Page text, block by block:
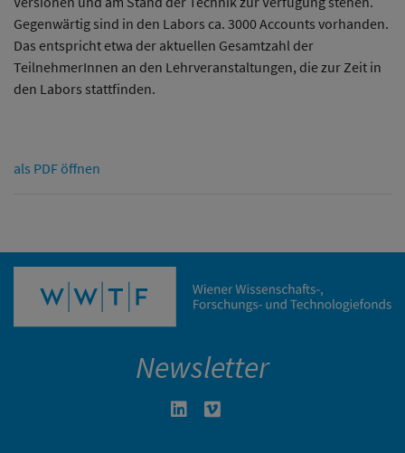
Gegenwärtig sind in den Labors ca. 3000 Accounts vorhanden.
Das entspricht etwa der aktuellen Gesamtzahl der
TeilnehmerInnen an den Lehrveranstaltungen, die zur Zeit in
den Labors stattfinden.
als PDF öffnen
Newsletter
Linkedin in neuem Fenster öffnen